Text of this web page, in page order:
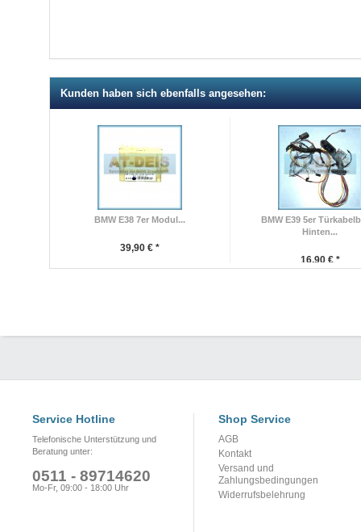
Kunden haben sich ebenfalls angesehen:
BMW E38 7er Modul...
39,90 € *
BMW E39 5er
Hinten...
16,90 € *
Service Hotline
Telefonische Unterstützung und
Beratung unter:
0511 - 89714620
Mo-Fr, 09:00 - 18:00 Uhr
Shop Service
AGB
Kontakt
Versand und
Zahlungsbedingungen
Widerrufsbelehrung